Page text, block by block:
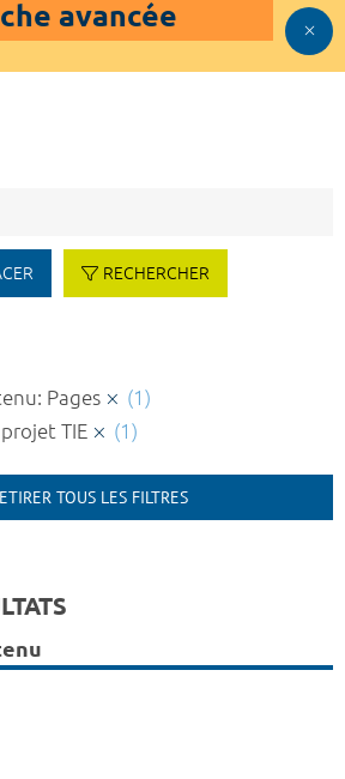
avancée
RECHERCHER
Pages
(1)
TIE
(1)
TOUS LES FILTRES